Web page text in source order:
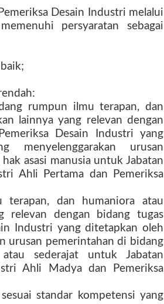
Desain Industri melalui
persyaratan sebagai
rumpun ilmu terapan, dan
lainnya yang relevan dengan
Desain Industri yang
menyelenggarakan urusan
asasi manusia untuk Jabatan
Ahli Pertama dan Pemeriksa
dan humaniora atau
relevan dengan bidang tugas
Industri yang ditetapkan oleh
urusan pemerintahan di bidang
sederajat untuk Jabatan
Ahli Madya dan Pemeriksa
standar kompetensi yang